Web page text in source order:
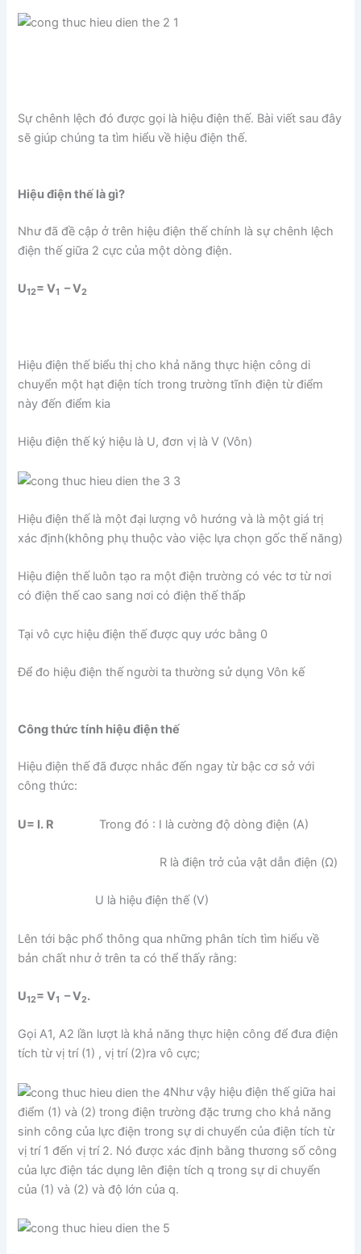
Sự chênh lệch đó được gọi là hiệu điện thế. Bài viết sau đây
sẽ giúp chúng ta tìm hiểu về hiệu điện thế.
Hiệu điện thế là gì?
Như đã đề cập ở trên hiệu điện thế chính là sự chênh lệch
điện thế giữa 2 cực của một dòng điện.
U12= V1 – V2
Hiệu điện thế biểu thị cho khả năng thực hiện công di
chuyển một hạt điện tích trong trường tĩnh điện từ điểm
này đến điểm kia
Hiệu điện thế ký hiệu là U, đơn vị là V (Vôn)
Hiệu điện thế là một đại lượng vô hướng và là một giá trị
xác định(không phụ thuộc vào việc lựa chọn gốc thế năng)
Hiệu điện thế luôn tạo ra một điện trường có véc tơ từ nơi
có điện thế cao sang nơi có điện thế thấp
Tại vô cực hiệu điện thế được quy ước bằng 0
Để đo hiệu điện thế người ta thường sử dụng Vôn kế
Công thức tính hiệu điện thế
Hiệu điện thế đã được nhắc đến ngay từ bậc cơ sở với
công thức:
U= I. R Trong đó : I là cường độ dòng điện (A)
R là điện trở của vật dẫn điện (Ω)
U là hiệu điện thế (V)
Lên tới bậc phổ thông qua những phân tích tìm hiểu về
bản chất như ở trên ta có thể thấy rằng:
U12= V1– V2.
Gọi A1, A2 lần lượt là khả năng thực hiện công để đưa điện
tích từ vị trí (1) , vị trí (2)ra vô cực;
Như vậy hiệu điện thế giữa hai
điểm (1) và (2) trong điện trường đặc trưng cho khả năng
sinh công của lực điện trong sự di chuyển của điện tích từ
vị trí 1 đến vị trí 2. Nó được xác định bằng thương số công
của lực điện tác dụng lên điện tích q trong sự di chuyển
của (1) và (2) và độ lớn của q.